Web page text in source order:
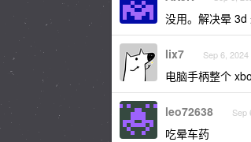
没用。解决晕 3d
lix7 Sep 6, 2024
电脑手柄整个
leo72638 Sep
吃晕车药